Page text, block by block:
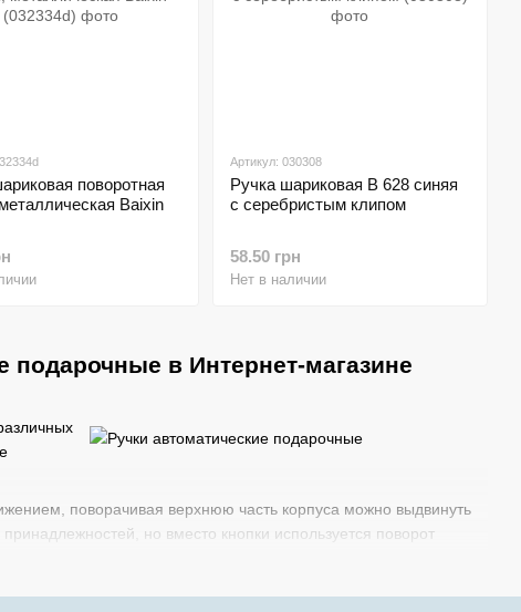
в Интернет-магазине
поворачивая верхнюю часть корпуса можно выдвинуть
но вместо кнопки используется поворот
поворотная
Baixin
Артикул: 030308
Ручка шариковая В 628 синяя
с серебристым клипом
58.50 грн
Нет в наличии